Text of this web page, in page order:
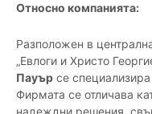
Относно компанията:
Разположен в
„Евлоги и Христо
Пауър се
Фирмата се отличава
надеждни решения,